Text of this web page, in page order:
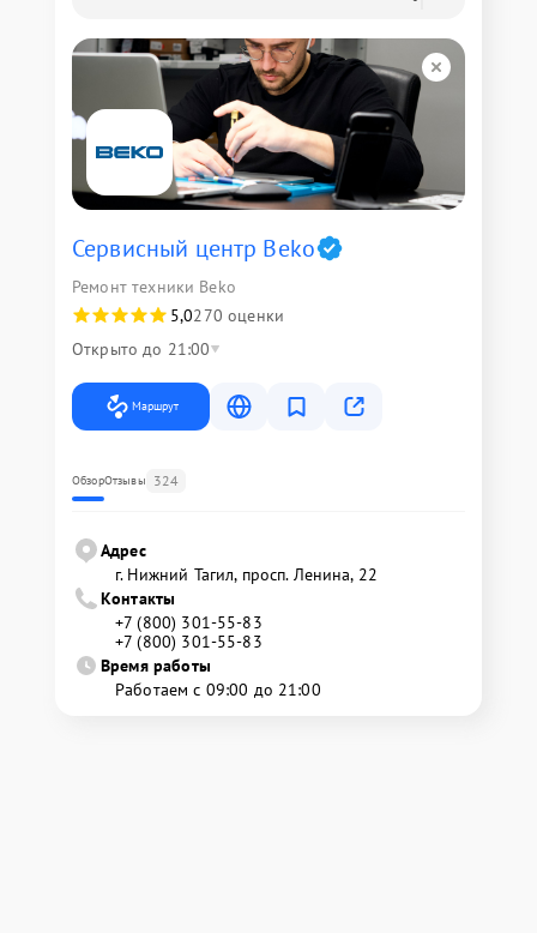
Сервисный центр Beko
Ремонт техники Beko
5,0270 оценки
Открыто до 21:00
Маршрут
ОбзорОтзывы 324
Адрес
г. Нижний Тагил, просп. Ленина, 22
Контакты
+7 (800) 301-55-83
+7 (800) 301-55-83
Время работы
Работаем с 09:00 до 21:00